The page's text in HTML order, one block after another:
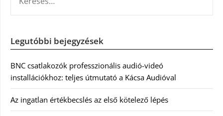
Legutóbbi bejegyzések
BNC csatlakozók professzionális audió-videó
installációkhoz: teljes útmutató a Kácsa Audióval
Az ingatlan értékbecslés az első kötelező lépés